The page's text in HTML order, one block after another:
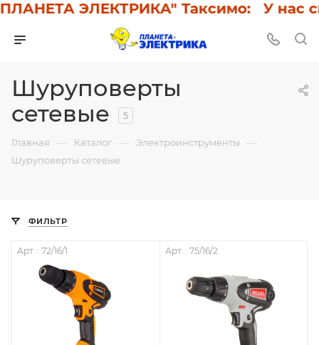
ЭЛЕКТРИКА" Таксимо: У нас
Шуруповерты
сетевые
5
Главная — Каталог — Электроинструменты —
Шуруповерты сетевые
ФИЛЬТР
Арт. : 72/16/1 Арт. : 75/16/2